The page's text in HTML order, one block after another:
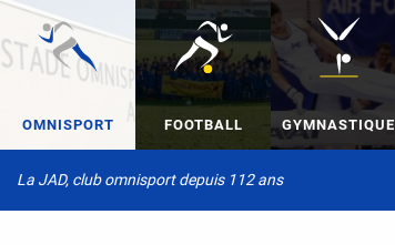
OMNISPORT FOOTBALL GYMNASTIQUE
La JAD, club omnisport depuis 112 ans